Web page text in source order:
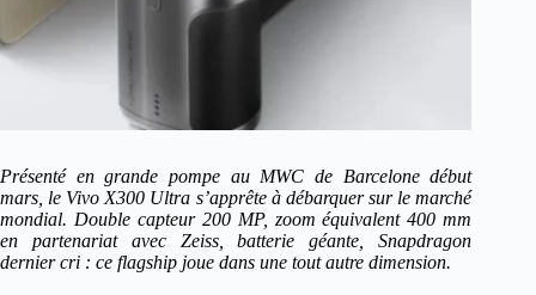
Présenté en grande pompe au MWC de Barcelone début
mars, le Vivo X300 Ultra s’apprête à débarquer sur le marché
mondial. Double capteur 200 MP, zoom équivalent 400 mm
en partenariat avec Zeiss, batterie géante, Snapdragon
dernier cri : ce flagship joue dans une tout autre dimension.